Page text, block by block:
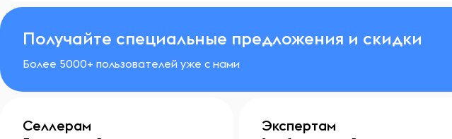
Получайте специальные предложения и скидки
Более 5000+ пользователей уже с нами
Селлерам Экспертам